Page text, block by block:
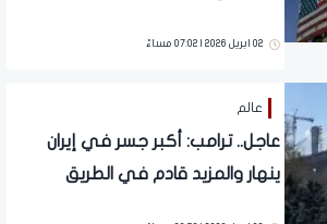
02 ابريل 2026 | 07:02 مساءً
عالم
عاجل.. ترامب: أكبر جسر في إيران
ينهار والمزيد قادم في الطريق